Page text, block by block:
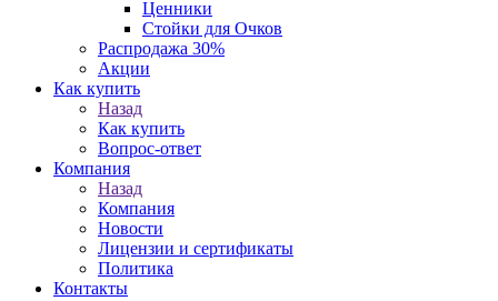
Ценники
Стойки для Очков
Распродажа 30%
Акции
Как купить
Назад
Как купить
Вопрос-ответ
Компания
Назад
Компания
Новости
Лицензии и сертификаты
Политика
Контакты